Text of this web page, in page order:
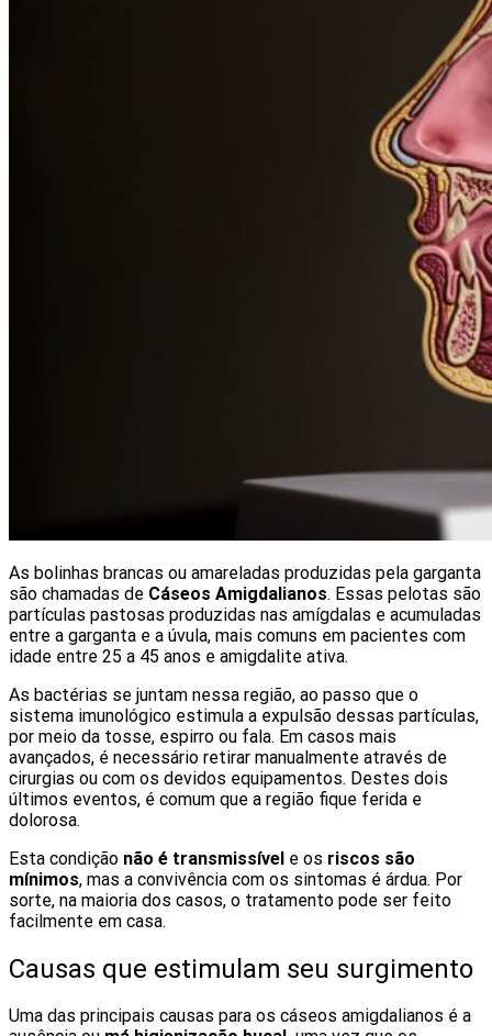
As bolinhas brancas ou amareladas produzidas pela garganta
são chamadas de Cáseos Amigdalianos. Essas pelotas são
partículas pastosas produzidas nas amígdalas e acumuladas
entre a garganta e a úvula, mais comuns em pacientes com
idade entre 25 a 45 anos e amigdalite ativa.
As bactérias se juntam nessa região, ao passo que o
sistema imunológico estimula a expulsão dessas partículas,
por meio da tosse, espirro ou fala. Em casos mais
avançados, é necessário retirar manualmente através de
cirurgias ou com os devidos equipamentos. Destes dois
últimos eventos, é comum que a região fique ferida e
dolorosa.
Esta condição não é transmissível e os riscos são
mínimos, mas a convivência com os sintomas é árdua. Por
sorte, na maioria dos casos, o tratamento pode ser feito
facilmente em casa.
Causas que estimulam seu surgimento
Uma das principais causas para os cáseos amigdalianos é a